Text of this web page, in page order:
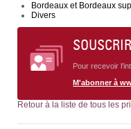
Bordeaux et Bordeaux
Divers
Pour recevoir
M'abonner à
Retour à la liste de tous les